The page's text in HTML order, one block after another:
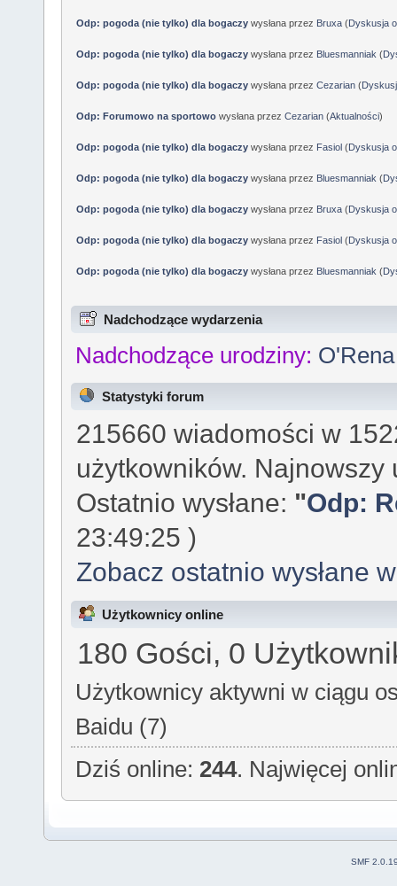
Odp: pogoda (nie tylko) dla bogaczywysłana przez Bruxa(Dyskusja
Odp: pogoda (nie tylko) dla bogaczywysłana przez Bluesmanniak (
Odp: pogoda (nie tylko) dla bogaczywysłana przez Cezarian(
Odp: Forumowo na sportowowysłana przez Cezarian(Aktualności)
Odp: pogoda (nie tylko) dla bogaczywysłana przez Fasiol(Dyskusja
Odp: pogoda (nie tylko) dla bogaczywysłana przez Bluesmanniak (
Odp: pogoda (nie tylko) dla bogaczywysłana przez Bruxa(Dyskusja
Odp: pogoda (nie tylko) dla bogaczywysłana przez Fasiol(Dyskusja
Odp: pogoda (nie tylko) dla bogaczywysłana przez Bluesmanniak (
Nadchodzące wydarzenia
Nadchodzące urodziny:
Statystyki forum
215660 wiadomości w
użytkowników.
Ostatnio wysłane: "Odp:
23:49:25 )
Zobacz ostatnio wysłane
Użytkownicy online
180 Gości, 0
Użytkownicy aktywni w ciągu
Baidu (7)
Dziś online: 244. Najwięcej
SMF